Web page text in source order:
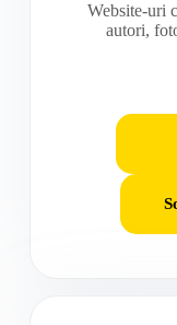
Website-uri
autori,